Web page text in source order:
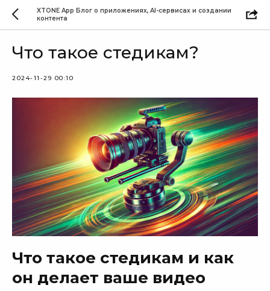
XTONE App Блог о приложениях, AI-сервисах и создании
контента
Что такое стедикам?
2024-11-29 00:10
Что такое стедикам и как
он делает ваше видео